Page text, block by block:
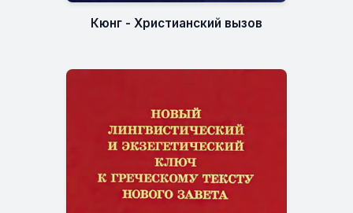
Кюнг - Христианский вызов